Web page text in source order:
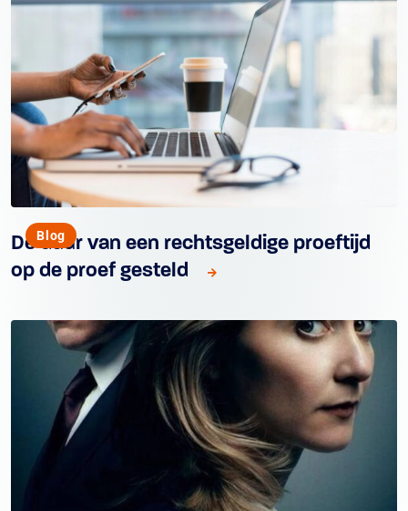
Blog
De duur van een rechtsgeldige proeftijd
op de proef gesteld